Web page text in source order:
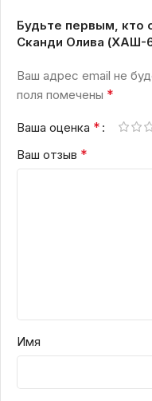
Будьте первым, кто
Сканди Олива (ХАШ-
Ваш адрес email не
поля помечены *
Ваша оценка *
Ваш отзыв *
Имя